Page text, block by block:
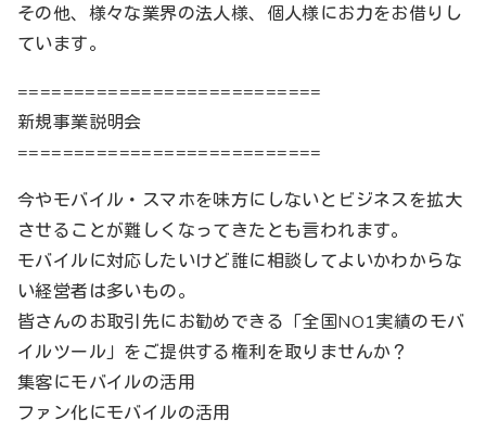
その他、様々な業界の法人様、個人様にお力をお借りし
ています。
===========================
新規事業説明会
===========================
今やモバイル・スマホを味方にしないとビジネスを拡大
させることが難しくなってきたとも言われます。
モバイルに対応したいけど誰に相談してよいかわからな
い経営者は多いもの。
皆さんのお取引先にお勧めできる「全国NO1実績のモバ
イルツール」をご提供する権利を取りませんか？
集客にモバイルの活用
ファン化にモバイルの活用